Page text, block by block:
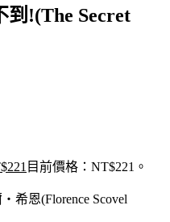
!(The Secret
221 目前價格：NT$221。
恩(Florence Scovel